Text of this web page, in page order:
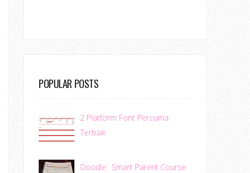
POPULAR POSTS
2 Platform Font Percuma
Terbaik
Doodle : Smart Parent Course